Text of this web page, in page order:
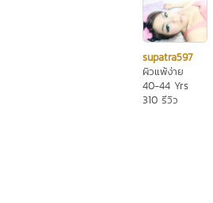
ีsupatra597
ผิวแพ้ง่าย
40-44 Yrs
310 รีวิว